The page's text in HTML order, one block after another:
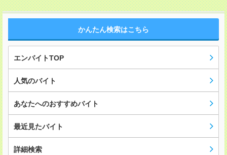
かんたん検索はこちら
エンバイトTOP
人気のバイト
あなたへのおすすめバイト
最近見たバイト
詳細検索